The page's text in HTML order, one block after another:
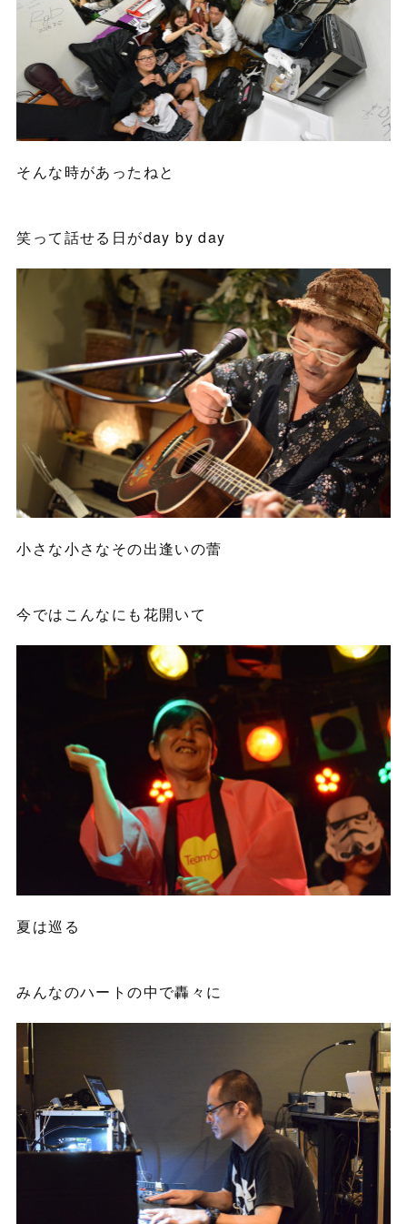
そんな時があったねと
笑って話せる日がday by day
小さな小さなその出逢いの蕾
今ではこんなにも花開いて
夏は巡る
みんなのハートの中で轟々に